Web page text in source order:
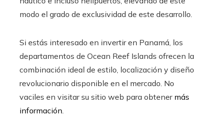
modo el grado de exclusividad de este desarrollo.
Si estás interesado en invertir en Panamá, los
departamentos de Ocean Reef Islands ofrecen la
combinación ideal de estilo, localización y diseño
revolucionario disponible en el mercado. No
vaciles en visitar su sitio web para obtener más
información.